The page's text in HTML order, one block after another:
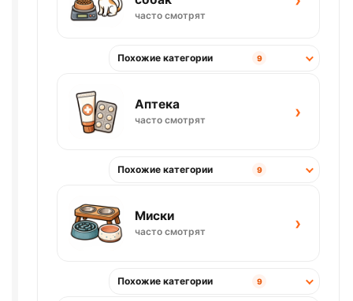
часто смотрят
Похожие категории 9
Аптека
часто смотрят ›
Похожие категории 9
Миски
часто смотрят ›
Похожие категории 9